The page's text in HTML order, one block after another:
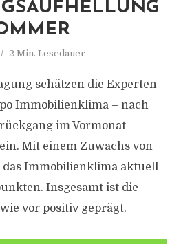
2 Min. Lesedauer
schätzen die Experten
Immobilienklima – nach
im Vormonat –
Mit einem Zuwachs von
das Immobilienklima aktuell
Insgesamt ist die
vor positiv geprägt.